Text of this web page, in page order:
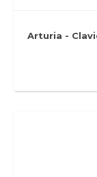
Arturia -